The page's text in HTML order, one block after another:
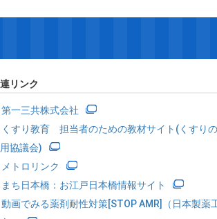
リンク
第一三共株式会社
くすり教育 担当者のための教材サイト(くすり
協議会)
メトロリンク
まち日本橋：お江戸日本橋情報サイト
動画でみる薬剤耐性対策[STOP AMR]（日本製薬